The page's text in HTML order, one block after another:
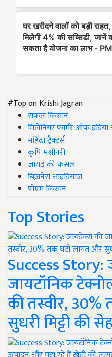
#Top on Krishi Jagran
सफल किसान
मिलेनियर फार्मर ऑफ इंडिया
महिंद्रा ट्रैक्टर्स
कृषि मशीनरी
जायद की फसल
बिज़नेस आइडियाज
पीएम किसान
Top Stories
Success
जायटॉनिक
की तस्वीर,
सुधरी मिट्टी की